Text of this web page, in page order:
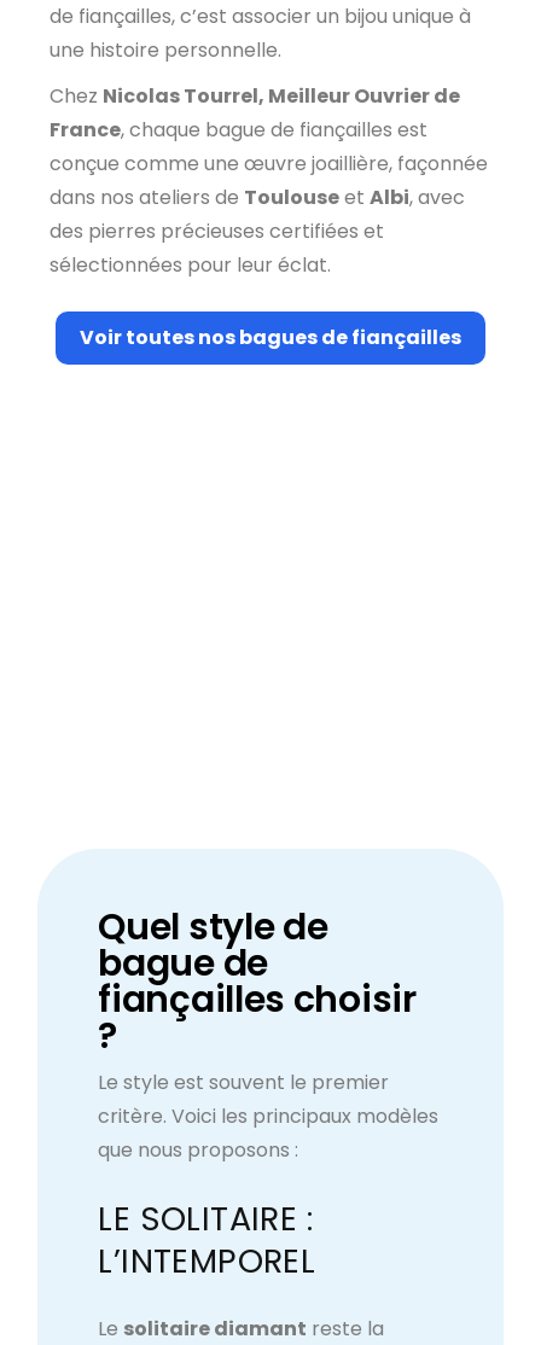
de fiançailles, c’est associer un bijou unique à
une histoire personnelle.
Chez Nicolas Tourrel, Meilleur Ouvrier de
France, chaque bague de fiançailles est
conçue comme une œuvre joaillière, façonnée
dans nos ateliers de ToulouseetAlbi, avec
des pierres précieuses certifiées et
sélectionnées pour leur éclat.
Voir toutes nos bagues de fiançailles
Quel style de
bague de
fiançailles choisir
?
Le style est souvent le premier
critère. Voici les principaux modèles
que nous proposons :
LE SOLITAIRE :
L’INTEMPOREL
Le solitaire diamant reste la